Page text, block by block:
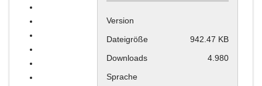
Version
Dateigröße
942.47 KB
Downloads
4.980
Sprache